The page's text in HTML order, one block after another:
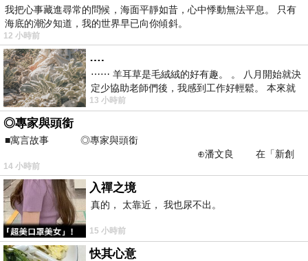
我把心事藏進尋常的問候，海面平靜如昔，心中悸動無法平息。 只有
海底的潮汐知道，我的世界早已向你傾斜。
12 小時前
….
⋯⋯ 羊耳草是毛絨絨的好有趣。 。 八月開始就決
定少協助老師們後，我感到工作好輕鬆。 本來就
不是我的工作啊。 真
13 小時前
◎專家與頭銜
■寓言故事 ◎專家與頭銜
⊕潘文良 在「新創
之谷」裡——
14 小時前
入禪之境
真的， 太靠近， 我也尿不出。
15 小時前
快其心意